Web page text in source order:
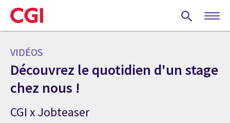
Skip
to
main
VIDÉOS
Découvrez le quotidien d'un stage
chez nous !
CGI x Jobteaser